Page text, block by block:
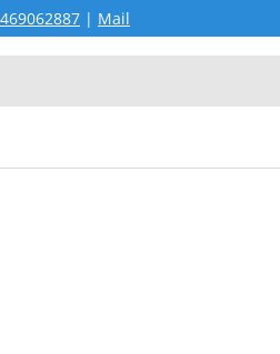
| Mail